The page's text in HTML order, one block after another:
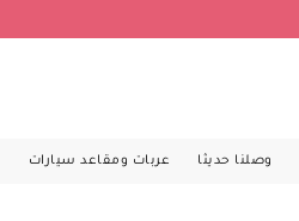
وصلنا حديثا عربات ومقاعد سيارات